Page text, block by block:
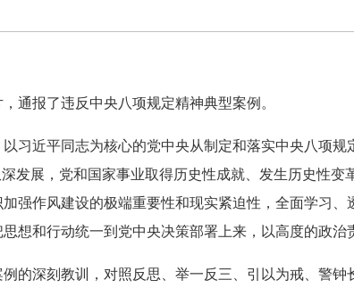
通报了违反中央八项规定精神典型案例。
习近平同志为核心的党中央从制定和落实中央八项规
发展，党和国家事业取得历史性成就、发生历史性变
强作风建设的极端重要性和现实紧迫性，全面学习、
想和行动统一到党中央决策部署上来，以高度的政治
的深刻教训，对照反思、举一反三、引以为戒、警钟